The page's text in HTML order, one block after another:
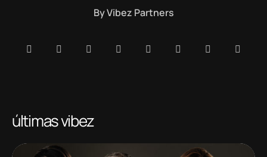
ByVibez Partners
últimas vibez